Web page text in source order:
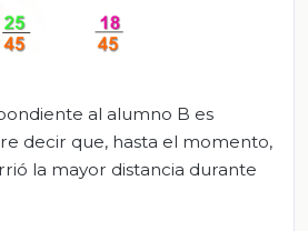
al alumno B es
decir que, hasta el momento,
la mayor distancia durante